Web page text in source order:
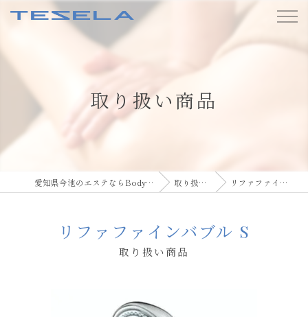
取り扱い商品
愛知県今池のエステならBody care TESELA 取り扱い商品 リファファインバブル S
取り扱い商品
リファファインバブル S